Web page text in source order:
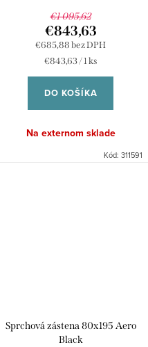
€1 095,62
€685,88 bez DPH
€843,63
Jednotková
cena:
€843,63 / 1 ks
DO KOŠÍKA
Na externom sklade
Kód: 311591
Sprchová zástena 80x195 Aero
Black